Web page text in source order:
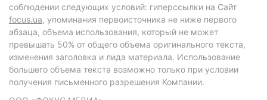
соблюдении следующих условий: гиперссылки на Сайт
focus.ua, упоминания первоисточника не ниже первого
абзаца, объема использования, который не может
превышать 50% от общего объема оригинального текста,
изменения заголовка и лида материала. Использование
большего объема текста возможно только при условии
получения письменного разрешения Компании.